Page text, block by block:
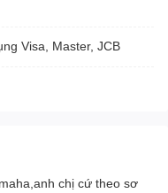
Visa, Master, JCB
chị cứ theo sơ